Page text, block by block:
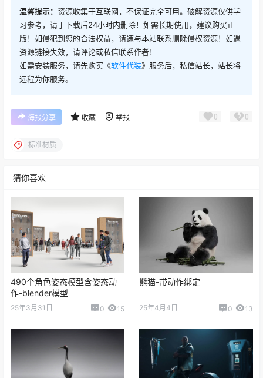
温馨提示： 资源收集于互联网，不保证完全可用。破解资源仅供学
习参考，请于下载后24小时内删除！如需长期使用，建议购买正
版！如侵犯到您的合法权益，请速与本站联系删除侵权资源！如遇
资源链接失效，请评论或私信联系作者！
如需安装服务，请先购买《软件代装》服务后，私信站长，站长将
远程为你服务。
海报分享 收藏 举报 0 0
标准材质
猜你喜欢
490个角色姿态模型含姿态动
作-blender模型
25年3月31日 0 15
熊猫-带动作绑定
25年4月4日 0 13